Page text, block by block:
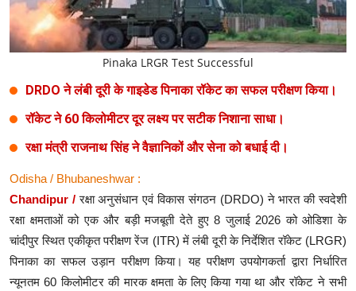
About Us
Contact Us
Pinaka LRGR Test Successful
DRDO ने लंबी दूरी के गाइडेड पिनाका रॉकेट का सफल परीक्षण किया।
रॉकेट ने 60 किलोमीटर दूर लक्ष्य पर सटीक निशाना साधा।
रक्षा मंत्री राजनाथ सिंह ने वैज्ञानिकों और सेना को बधाई दी।
Odisha / Bhubaneshwar :
Chandipur /रक्षा अनुसंधान एवं विकास संगठन (DRDO) ने भारत की स्वदेशी
रक्षा क्षमताओं को एक और बड़ी मजबूती देते हुए 8 जुलाई 2026 को ओडिशा के
चांदीपुर स्थित एकीकृत परीक्षण रेंज (ITR) में लंबी दूरी के निर्देशित रॉकेट (LRGR)
पिनाका का सफल उड़ान परीक्षण किया। यह परीक्षण उपयोगकर्ता द्वारा निर्धारित
न्यूनतम 60 किलोमीटर की मारक क्षमता के लिए किया गया था और रॉकेट ने सभी